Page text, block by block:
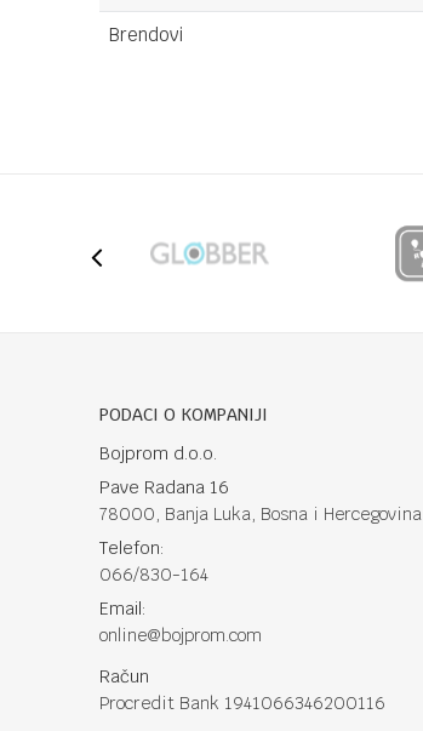
Brendovi
POŠALJI
PODACI O KOMPANIJI
Bojprom d.o.o.
Pave Radana 16
78000, Banja Luka, Bosna i Hercegovina
Telefon:
066/830-164
Email:
online@bojprom.com
Račun
Procredit Bank 1941066346200116